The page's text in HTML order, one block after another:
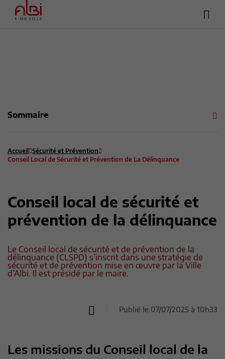
Sommaire
Accueil
Sécurité et Prévention
Conseil Local de Sécurité et Prévention de La Délinquance
Conseil local de sécurité et
prévention de la délinquance
Le Conseil local de sécurité et de prévention de la
délinquance (CLSPD) s’inscrit dans une stratégie de
sécurité et de prévention mise en œuvre par la Ville
d’Albi. Il est présidé par le maire.
Publié le 07/07/2025 à 10h33
Les missions du Conseil local de la